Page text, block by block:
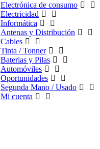
Electrónica de consumo
Electricidad
Informática
Antenas y Distribución
Cables
Tinta / Tonner
Baterias y Pilas
Automóviles
Oportunidades
Segunda Mano / Usado
Mi cuenta